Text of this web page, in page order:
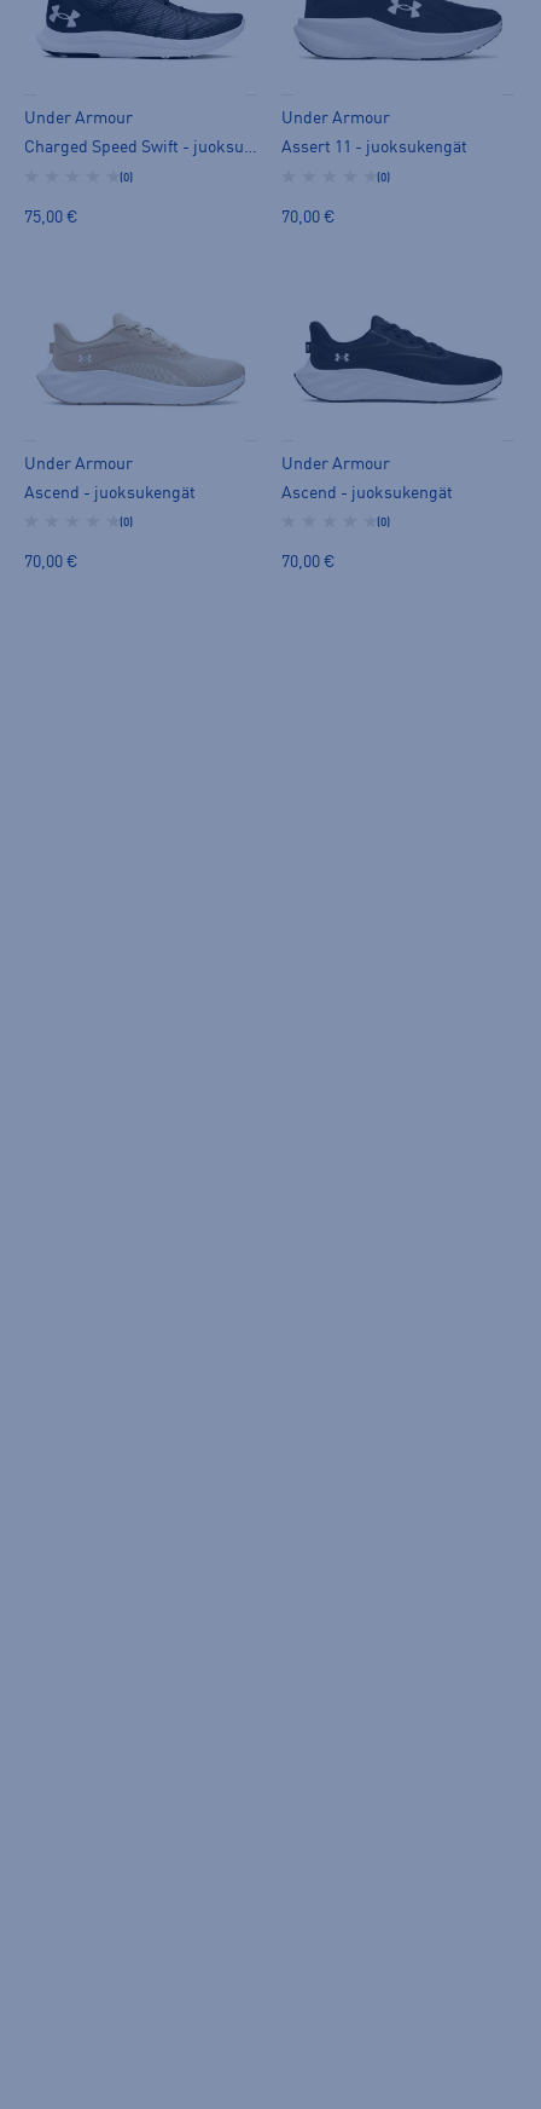
Under Armour
Charged Speed Swift - juoksukengät
(0)
75,00 €
Under Armour
Assert 11 - juoksukengät
(0)
70,00 €
Under Armour
Ascend - juoksukengät
(0)
70,00 €
Under Armour
Ascend - juoksukengät
(0)
70,00 €